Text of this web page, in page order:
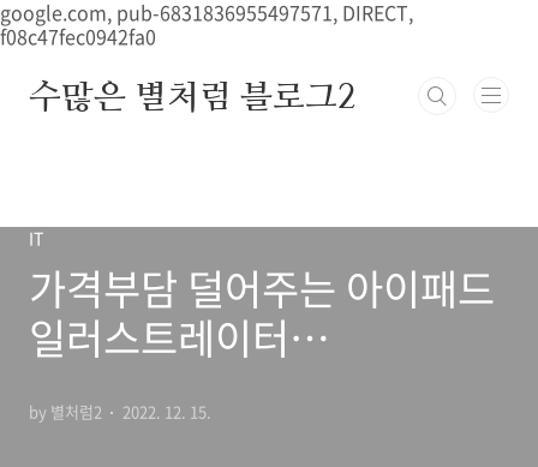
google.com, pub-6831836955497571, DIRECT,
f08c47fec0942fa0
본문 바로가기
수많은 별처럼 블로그2
IT
가격부담 덜어주는 아이패드
일러스트레이터
로크리에이트
by 별처럼2 2022. 12. 15.